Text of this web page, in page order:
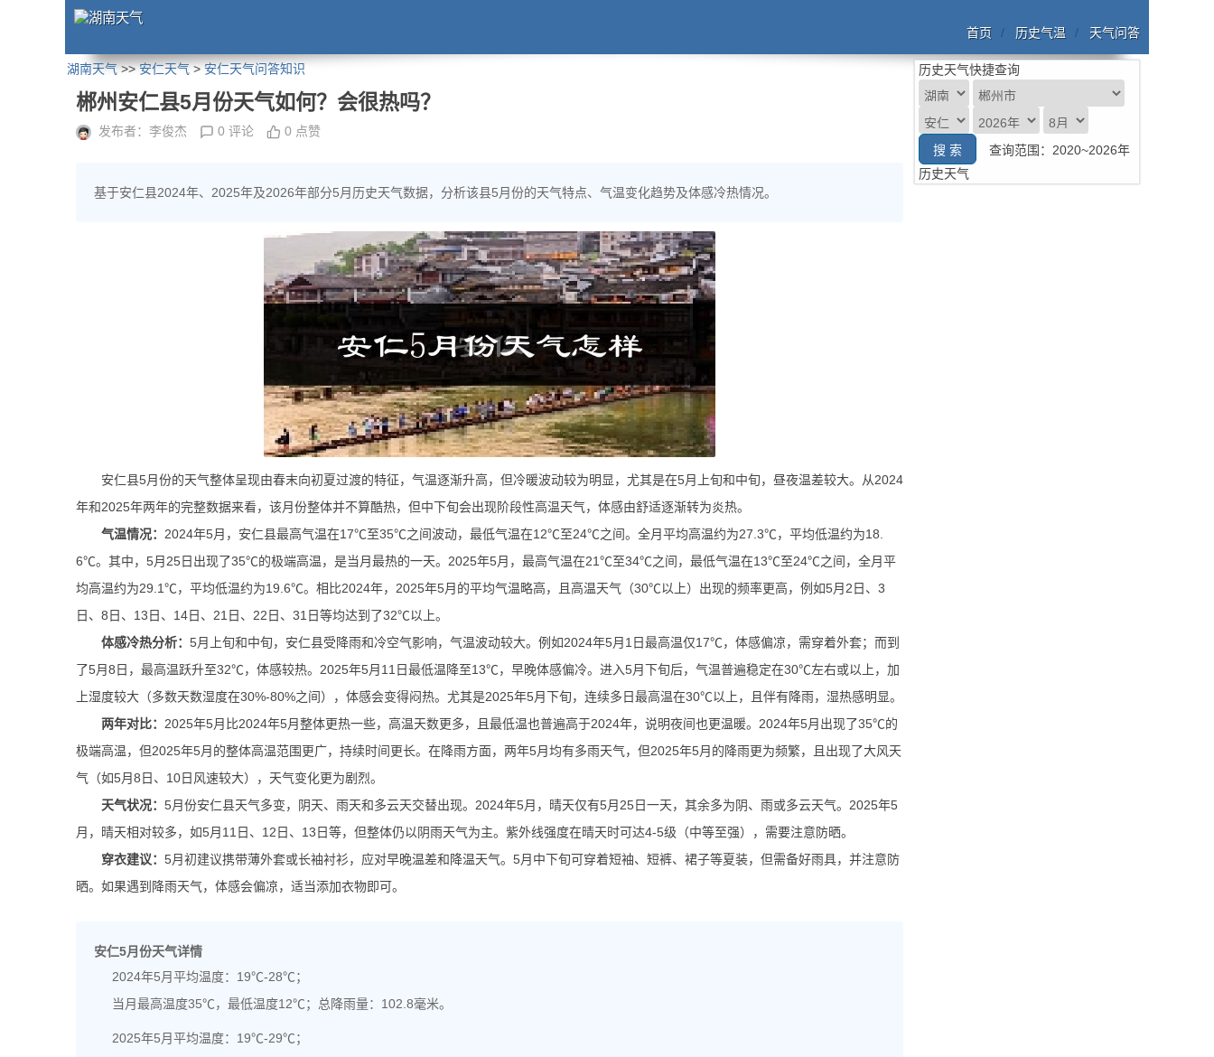
首页 历史气温 天气问答
湖南天气>>安仁天气>安仁天气问答知识
郴州安仁县5月份天气如何？会很热吗？
发布者：李俊杰 0 评论 0 点赞
基于安仁县2024年、2025年及2026年部分5月历史天气数据，分析该县5月份的天气特点、气温变化趋势及体感冷热情况。
安仁县5月份的天气整体呈现由春末向初夏过渡的特征，气温逐渐升高，但冷暖波动较为明显，尤其是在5月上旬和中旬，昼夜温差较大。从2024
年和2025年两年的完整数据来看，该月份整体并不算酷热，但中下旬会出现阶段性高温天气，体感由舒适逐渐转为炎热。
气温情况： 2024年5月，安仁县最高气温在17℃至35℃之间波动，最低气温在12℃至24℃之间。全月平均高温约为27.3℃，平均低温约为18.
6℃。其中，5月25日出现了35℃的极端高温，是当月最热的一天。2025年5月，最高气温在21℃至34℃之间，最低气温在13℃至24℃之间，全月平
均高温约为29.1℃，平均低温约为19.6℃。相比2024年，2025年5月的平均气温略高，且高温天气（30℃以上）出现的频率更高，例如5月2日、3
日、8日、13日、14日、21日、22日、31日等均达到了32℃以上。
体感冷热分析： 5月上旬和中旬，安仁县受降雨和冷空气影响，气温波动较大。例如2024年5月1日最高温仅17℃，体感偏凉，需穿着外套；而到
了5月8日，最高温跃升至32℃，体感较热。2025年5月11日最低温降至13℃，早晚体感偏冷。进入5月下旬后，气温普遍稳定在30℃左右或以上，加
上湿度较大（多数天数湿度在30%-80%之间），体感会变得闷热。尤其是2025年5月下旬，连续多日最高温在30℃以上，且伴有降雨，湿热感明显。
两年对比： 2025年5月比2024年5月整体更热一些，高温天数更多，且最低温也普遍高于2024年，说明夜间也更温暖。2024年5月出现了35℃的
极端高温，但2025年5月的整体高温范围更广，持续时间更长。在降雨方面，两年5月均有多雨天气，但2025年5月的降雨更为频繁，且出现了大风天
气（如5月8日、10日风速较大），天气变化更为剧烈。
天气状况： 5月份安仁县天气多变，阴天、雨天和多云天交替出现。2024年5月，晴天仅有5月25日一天，其余多为阴、雨或多云天气。2025年5
月，晴天相对较多，如5月11日、12日、13日等，但整体仍以阴雨天气为主。紫外线强度在晴天时可达4-5级（中等至强），需要注意防晒。
穿衣建议： 5月初建议携带薄外套或长袖衬衫，应对早晚温差和降温天气。5月中下旬可穿着短袖、短裤、裙子等夏装，但需备好雨具，并注意防
晒。如果遇到降雨天气，体感会偏凉，适当添加衣物即可。
安仁5月份天气详情
2024年5月平均温度：19℃-28℃；
当月最高温度35℃，最低温度12℃；总降雨量：102.8毫米。
2025年5月平均温度：19℃-29℃；
历史天气快捷查询
查询范围：2020~2026年
历史天气